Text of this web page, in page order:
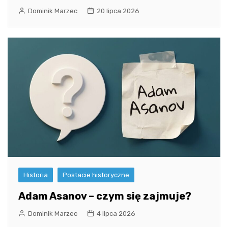
Dominik Marzec 20 lipca 2026
Historia Postacie historyczne
Adam Asanov – czym się zajmuje?
Dominik Marzec 4 lipca 2026